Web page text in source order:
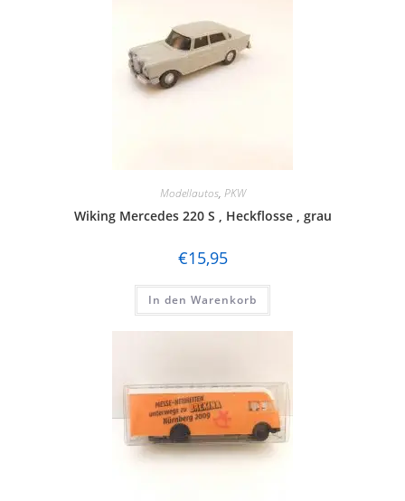
Modellautos, PKW
Wiking Mercedes 220 S , Heckflosse , grau
€15,95
In den Warenkorb